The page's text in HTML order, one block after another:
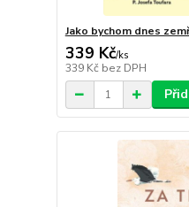
Jako bychom dnes
339 Kč/ks
339 Kč bez DPH